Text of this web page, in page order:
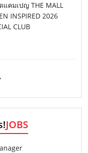
คมเปญ THE MALL
INSPIRED 2026
CLUB
JOBS